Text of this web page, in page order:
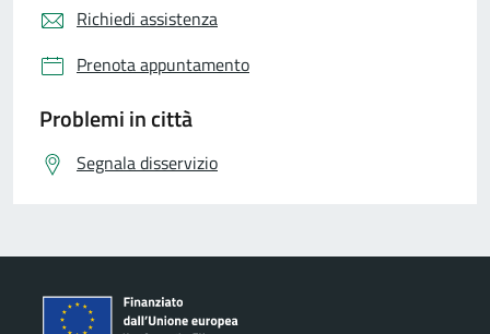
Richiedi assistenza
Prenota appuntamento
Problemi in città
Segnala disservizio